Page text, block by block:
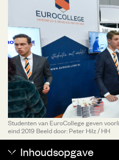
Studenten van EuroCollege geven
eind 2019 Beeld door: Peter Hilz / HH
Inhoudsopgave